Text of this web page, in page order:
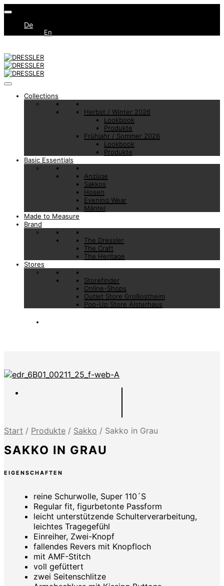
De
En
Collections
Herbst / Winter 2026
Lookbook
Produkte
Frühjahr / Sommer 2026
Lookbook
Produkte
Basic Essentials
Anzüge
Sakkos
Hosen
Evening Wear
Mäntel
Made to Measure
Brand
The Dressler
The Craft
The Heritage
Stores
Storefinder
Online-Shops
Outlet Store Großostheim
Pop-Up Store Alsterhaus
Start / Produkte / Sakko / Sakko in Grau
SAKKO IN GRAU
EIGENSCHAFTEN
reine Schurwolle, Super 110´S
Regular fit, figurbetonte Passform
leicht unterstützende Schulterverarbeitung,
leichtes Tragegefühl
Einreiher, Zwei-Knopf
fallendes Revers mit Knopfloch
mit AMF-Stitch
voll gefüttert
zwei Seitenschlitze